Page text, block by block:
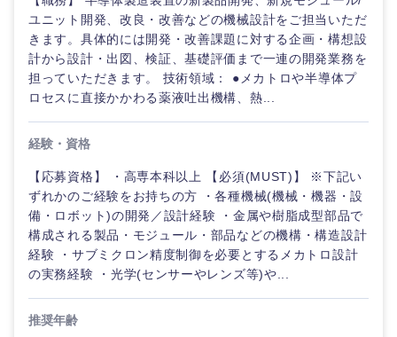
選択する
ユニット開発、改良・改善などの機械設計をご担当いただ
きます。具体的には開発・改善課題に対する企画・構想設
計から設計・出図、検証、基礎評価まで一連の開発業務を
担っていただきます。 技術領域： ●メカトロや半導体プ
ロセスに直接かかわる薬液吐出機構、熱...
経験・資格
【応募資格】 ・高専本科以上 【必須(MUST)】 ※下記い
ずれかのご経験をお持ちの方 ・各種機械(機械・機器・設
備・ロボット)の開発／設計経験 ・金属や樹脂成型部品で
構成される製品・モジュール・部品などの機構・構造設計
経験 ・サブミクロン精度制御を必要とするメカトロ設計
の実務経験 ・光学(センサーやレンズ等)や...
推奨年齢